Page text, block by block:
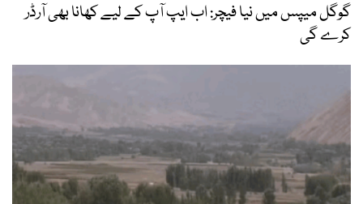
گوگل میپس میں نیا فیچر: اب ایپ آپ کے لیے کھانا بھی آرڈر
کرے گی